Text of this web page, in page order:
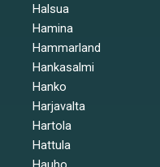
Halsua
Hamina
Hammarland
Hankasalmi
Hanko
Harjavalta
Hartola
Hattula